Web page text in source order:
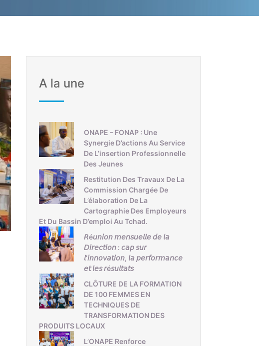
A la une
ONAPE – FONAP : Une
Synergie D’actions Au Service
De L’insertion Professionnelle
Des Jeunes
Restitution Des Travaux De La
Commission Chargée De
L’élaboration De La
Cartographie Des Employeurs
Et Du Bassin D’emploi Au Tchad.
𝘙é𝘶𝘯𝘪𝘰𝘯 𝘮𝘦𝘯𝘴𝘶𝘦𝘭𝘭𝘦 𝘥𝘦 𝘭𝘢
𝘋𝘪𝘳𝘦𝘤𝘵𝘪𝘰𝘯 : 𝘤𝘢𝘱 𝘴𝘶𝘳
𝘭’𝘪𝘯𝘯𝘰𝘷𝘢𝘵𝘪𝘰𝘯, 𝘭𝘢 𝘱𝘦𝘳𝘧𝘰𝘳𝘮𝘢𝘯𝘤𝘦
𝘦𝘵 𝘭𝘦𝘴 𝘳é𝘴𝘶𝘭𝘵𝘢𝘵𝘴
CLÔTURE DE LA FORMATION
DE 100 FEMMES EN
TECHNIQUES DE
TRANSFORMATION DES
PRODUITS LOCAUX
L’ONAPE Renforce